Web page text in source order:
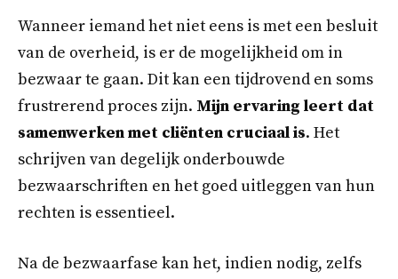
Wanneer iemand het niet eens is met een besluit
van de overheid, is er de mogelijkheid om in
bezwaar te gaan. Dit kan een tijdrovend en soms
frustrerend proces zijn. Mijn ervaring leert dat
samenwerken met cliënten cruciaal is. Het
schrijven van degelijk onderbouwde
bezwaarschriften en het goed uitleggen van hun
rechten is essentieel.
Na de bezwaarfase kan het, indien nodig, zelfs